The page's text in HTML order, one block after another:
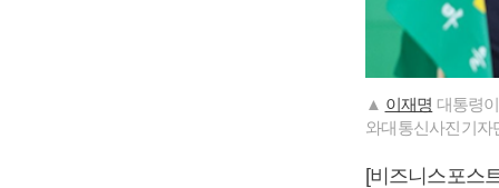
▲ 이재명 대통령
와대통신사진기자
[비즈니스포스